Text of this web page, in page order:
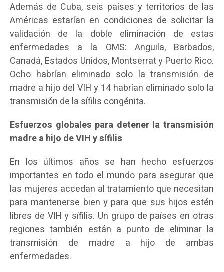
Además de Cuba, seis países y territorios de las
Américas estarían en condiciones de solicitar la
validación de la doble eliminación de estas
enfermedades a la OMS: Anguila, Barbados,
Canadá, Estados Unidos, Montserrat y Puerto Rico.
Ocho habrían eliminado solo la transmisión de
madre a hijo del VIH y 14 habrían eliminado solo la
transmisión de la sífilis congénita.
Esfuerzos globales para detener la transmisión
madre a hijo de VIH y sífilis
En los últimos años se han hecho esfuerzos
importantes en todo el mundo para asegurar que
las mujeres accedan al tratamiento que necesitan
para mantenerse bien y para que sus hijos estén
libres de VIH y sífilis. Un grupo de países en otras
regiones también están a punto de eliminar la
transmisión de madre a hijo de ambas
enfermedades.